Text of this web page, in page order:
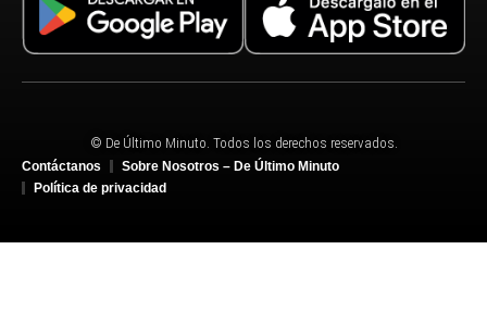
© De Último Minuto. Todos los derechos reservados.
Contáctanos
Sobre Nosotros – De Último Minuto
Política de privacidad